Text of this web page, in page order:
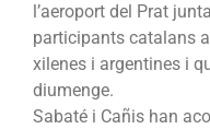
l’aeroport del Prat
participants catalans
xilenes i argentines i
diumenge.
Sabaté i Cañis han